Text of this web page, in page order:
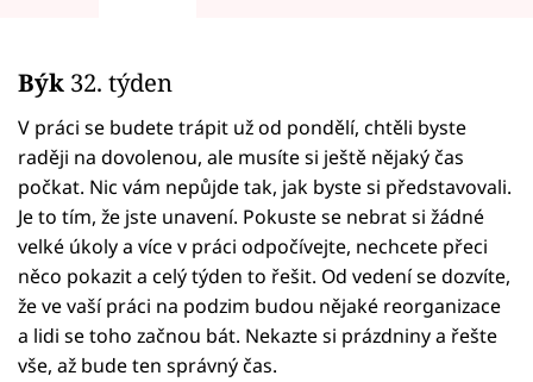
Seriály
Horoskopy
Sledujte prima+
Filmový festival Karlovy Vary
Pořady
Býk 32. týden
V práci se budete trápit už od pondělí, chtěli byste
raději na dovolenou, ale musíte si ještě nějaký čas
počkat. Nic vám nepůjde tak, jak byste si představovali.
Je to tím, že jste unavení. Pokuste se nebrat si žádné
velké úkoly a více v práci odpočívejte, nechcete přeci
něco pokazit a celý týden to řešit. Od vedení se dozvíte,
že ve vaší práci na podzim budou nějaké reorganizace
a lidi se toho začnou bát. Nekazte si prázdniny a řešte
vše, až bude ten správný čas.